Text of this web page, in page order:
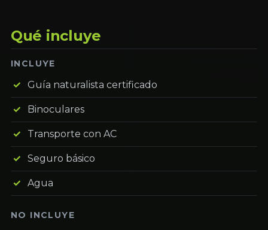
Qué incluye
INCLUYE
Guía naturalista certificado
Binoculares
Transporte con AC
Seguro básico
Agua
NO INCLUYE